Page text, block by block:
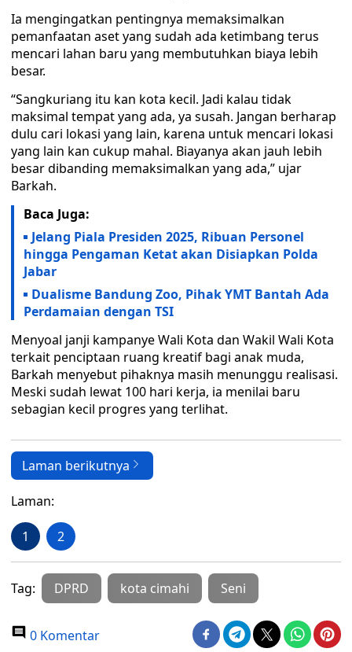
Ia mengingatkan pentingnya memaksimalkan
pemanfaatan aset yang sudah ada ketimbang terus
mencari lahan baru yang membutuhkan biaya lebih
besar.
“Sangkuriang itu kan kota kecil. Jadi kalau tidak
maksimal tempat yang ada, ya susah. Jangan berharap
dulu cari lokasi yang lain, karena untuk mencari lokasi
yang lain kan cukup mahal. Biayanya akan jauh lebih
besar dibanding memaksimalkan yang ada,” ujar
Barkah.
Baca Juga:
Jelang Piala Presiden 2025, Ribuan Personel
hingga Pengaman Ketat akan Disiapkan Polda
Jabar
Dualisme Bandung Zoo, Pihak YMT Bantah Ada
Perdamaian dengan TSI
Menyoal janji kampanye Wali Kota dan Wakil Wali Kota
terkait penciptaan ruang kreatif bagi anak muda,
Barkah menyebut pihaknya masih menunggu realisasi.
Meski sudah lewat 100 hari kerja, ia menilai baru
sebagian kecil progres yang terlihat.
Laman berikutnya
Laman:
1 2
Tag: DPRD kota cimahi Seni
0 Komentar